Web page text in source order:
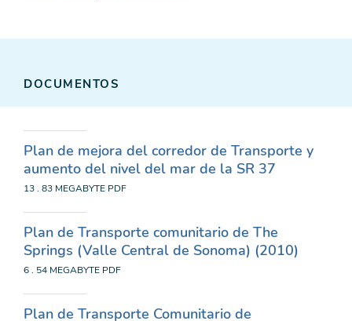
DOCUMENTOS
Plan de mejora del corredor de Transporte y
aumento del nivel del mar de la SR 37
13 . 83 MEGABYTE PDF
Plan de Transporte comunitario de The
Springs (Valle Central de Sonoma) (2010)
6 . 54 MEGABYTE PDF
Plan de Transporte Comunitario de